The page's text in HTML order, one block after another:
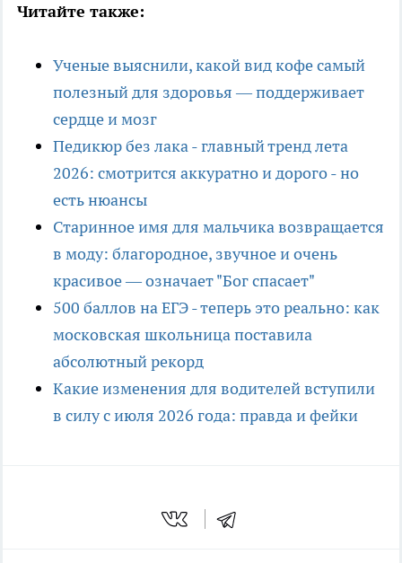
Читайте также:
Ученые выяснили, какой вид кофе самый
полезный для здоровья — поддерживает
сердце и мозг
Педикюр без лака - главный тренд лета
2026: смотрится аккуратно и дорого - но
есть нюансы
Старинное имя для мальчика возвращается
в моду: благородное, звучное и очень
красивое — означает "Бог спасает"
500 баллов на ЕГЭ - теперь это реально: как
московская школьница поставила
абсолютный рекорд
Какие изменения для водителей вступили
в силу с июля 2026 года: правда и фейки